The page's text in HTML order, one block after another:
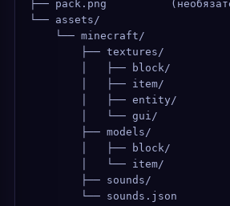
├── pack.png
└── assets/
    └── minecraft/
        ├── textures/
        │   ├── block/
        │   ├── item/
        │   ├── entity/
        │   └── gui/
        ├── models/
        │   ├── block/
        │   └── item/
        ├── sounds/
        └── sounds.json